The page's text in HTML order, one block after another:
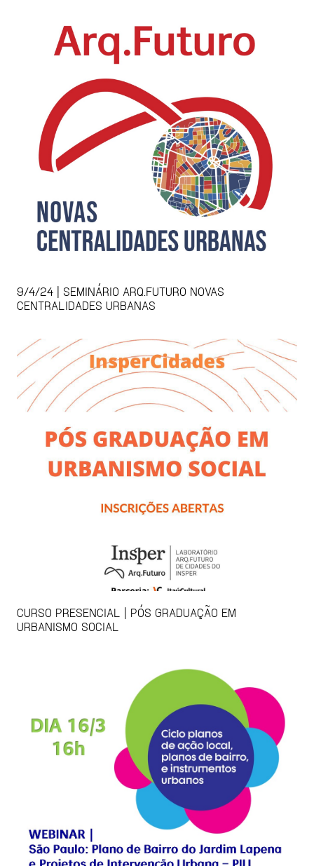
9/4/24 | SEMINÁRIO ARQ.FUTURO NOVAS
CENTRALIDADES URBANAS
CURSO PRESENCIAL | PÓS GRADUAÇÃO EM
URBANISMO SOCIAL